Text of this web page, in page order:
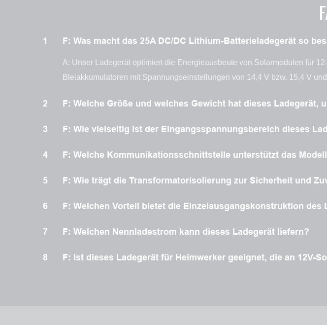
1 F: Was macht das 25A DC/DC Lithium-Batterieladegerät so
A: Unser Ladegerät optimiert die Energieausbeute von Solarmodulen für
Bleiakkumulatoren mit Spannungseinstellungen von 14,4 V bzw. 15,4 V
2 F: Welche Größe und welches Gewicht hat dieses
3 F: Wie vielseitig ist der Eingangsspannungsbereich dieses
4 F: Welche Kommunikationsschnittstelle unterstützt das Modell
5 F: Wie trägt die Transformatorisolierung zur Sicherheit und
6 F: Welchen Vorteil bietet die Einzelausgangskonstruktion des
7 F: Welchen Nennladestrom kann dieses Ladegerät liefern?
8 F: Ist dieses Ladegerät für Heimwerker geeignet, die an 12V-